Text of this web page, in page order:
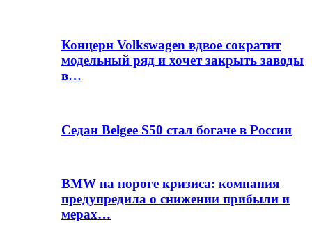
Концерн Volkswagen вдвое сократит
модельный ряд и хочет закрыть заводы
в…
Седан Belgee S50 стал богаче в России
BMW на пороге кризиса: компания
предупредила о снижении прибыли и
мерах…